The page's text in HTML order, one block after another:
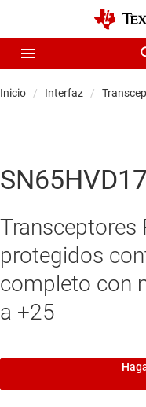
Inicio Interfaz
Transceptores
protegidos
completo con
a +25